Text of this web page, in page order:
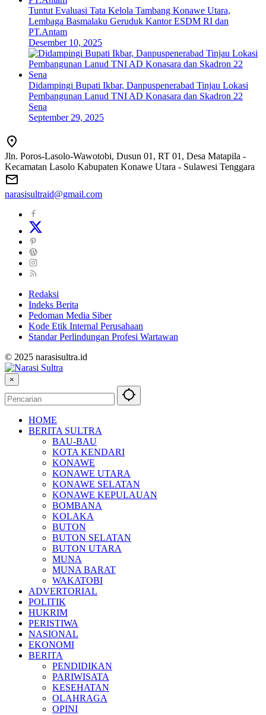
Tuntut Evaluasi Tata Kelola Tambang Konawe Utara,
Lembaga Basmalaku Geruduk Kantor ESDM RI dan
PT.Antam
Desember 10, 2025
Didampingi Bupati Ikbar, Danpuspenerabad Tinjau Lokasi
Pembangunan Lanud TNI AD Konasara dan Skadron 22
Sena
September 29, 2025
Jln. Poros-Lasolo-Wawotobi, Dusun 01, RT 01, Desa Matapila -
Kecamatan Lasolo Kabupaten Konawe Utara - Sulawesi Tenggara
narasisultraid@gmail.com
Redaksi
Indeks Berita
Pedoman Media Siber
Kode Etik Internal Perusahaan
Standar Perlindungan Profesi Wartawan
© 2025 narasisultra.id
×
HOME
BERITA SULTRA
BAU-BAU
KOTA KENDARI
KONAWE
KONAWE UTARA
KONAWE SELATAN
KONAWE KEPULAUAN
BOMBANA
KOLAKA
BUTON
BUTON SELATAN
BUTON UTARA
MUNA
MUNA BARAT
WAKATOBI
ADVERTORIAL
POLITIK
HUKRIM
PERISTIWA
NASIONAL
EKONOMI
BERITA
PENDIDIKAN
PARIWISATA
KESEHATAN
OLAHRAGA
OPINI